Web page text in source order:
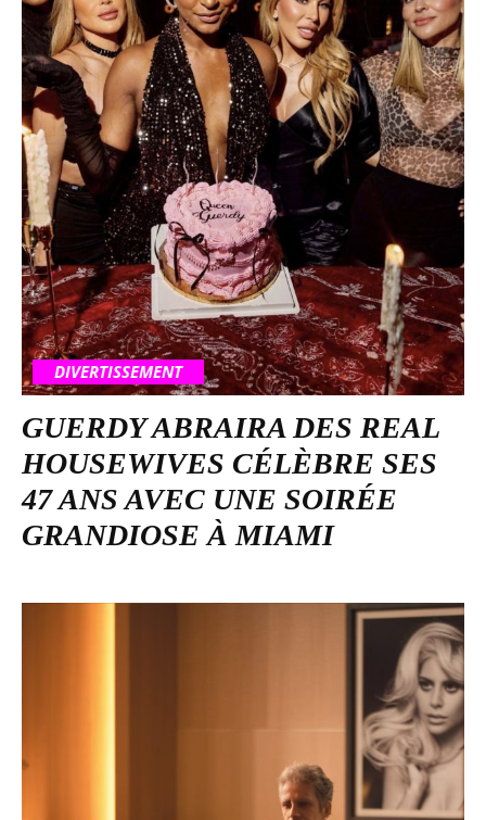
DIVERTISSEMENT
GUERDY ABRAIRA DES REAL
HOUSEWIVES CÉLÈBRE SES
47 ANS AVEC UNE SOIRÉE
GRANDIOSE À MIAMI